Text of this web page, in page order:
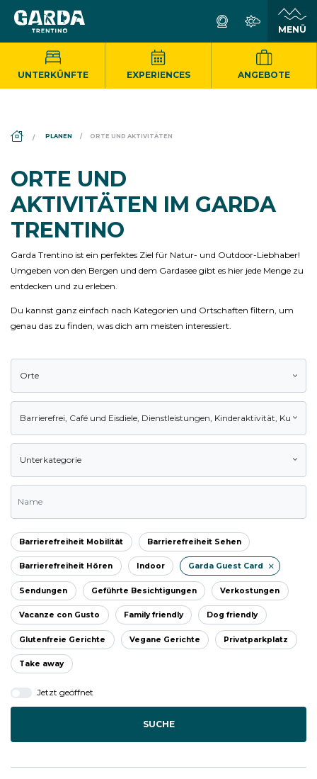
UNTERKÜNFTE EXPERIENCES ANGEBOTE
DS_BREADCRUMB.HOME
PLANEN ORTE UND AKTIVITÄTEN
ORTE UND
AKTIVITÄTEN IM GARDA
TRENTINO
Garda Trentino ist ein perfektes Ziel für Natur- und Outdoor-Liebhaber!
Umgeben von den Bergen und dem Gardasee gibt es hier jede Menge zu
entdecken und zu erleben.
Du kannst ganz einfach nach Kategorien und Ortschaften filtern, um
genau das zu finden, was dich am meisten interessiert.
Orte
Barrierefrei Café und Eisdiele Dienstleistungen Kinderaktivität Kultur
Unterkategorie
Barrierefreiheit Mobilität Barrierefreiheit Sehen
Barrierefreiheit Hören Indoor Garda Guest Card
Sendungen Geführte Besichtigungen Verkostungen
Vacanze con Gusto Family friendly Dog friendly
Glutenfreie Gerichte Vegane Gerichte Privatparkplatz
Take away
Jetzt geöffnet
SUCHE